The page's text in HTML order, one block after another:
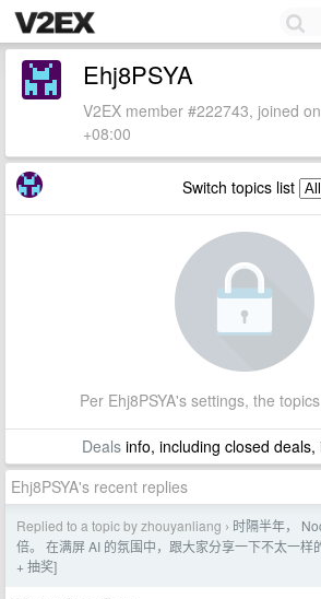
Ehj8PSYA
V2EX member #222743, joined
+08:00
Switch topics list
Per Ehj8PSYA's settings, the
Dealsinfo, including closed deals,
Ehj8PSYA's recent replies
Replied to a topic by zhouyanliang › 时隔半年，
倍。 在满屏 AI 的氛围中，跟大家分享一下不太一样
+ 抽奖]